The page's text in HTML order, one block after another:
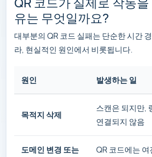
유는 무엇일까요?
대부분의 QR 코드 실패는 단순한 시간
라, 현실적인 원인에서 비롯됩니다.
원인 발생하는 일
목적지 삭제
스캔은 되지만,
연결되지 않음
도메인 변경 또는
QR 코드에는